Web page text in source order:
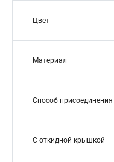
Цвет
Материал
Способ присоединения
С откидной крышкой